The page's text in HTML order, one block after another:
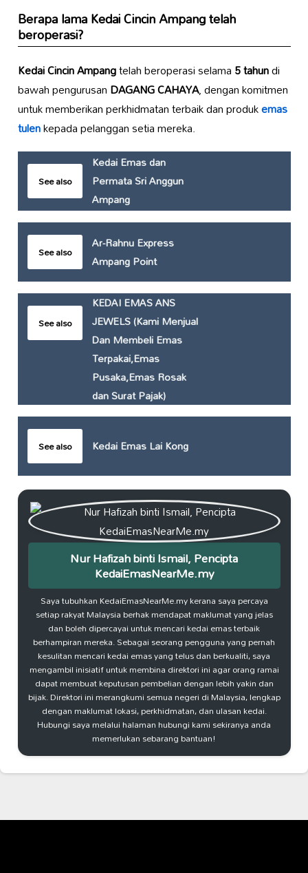
Berapa lamaKedai Cincin Ampangtelah
beroperasi?
Kedai Cincin Ampangtelah beroperasi selama5 tahundi
bawah pengurusanDAGANG CAHAYA, dengan komitmen
untuk memberikan perkhidmatan terbaik dan produkemas
tulenkepada pelanggan setia mereka.
See also
Kedai Emas dan
Permata Sri Anggun
Ampang
See also
Ar-Rahnu Express
Ampang Point
See also
KEDAI EMAS ANS
JEWELS (Kami Menjual
Dan Membeli Emas
Terpakai,Emas
Pusaka,Emas Rosak
dan Surat Pajak)
See also Kedai Emas Lai Kong
Nur Hafizah binti Ismail, Pencipta
KedaiEmasNearMe.my
Saya tubuhkan KedaiEmasNearMe.my kerana saya percaya
setiap rakyat Malaysia berhak mendapat maklumat yang jelas
dan boleh dipercayai untuk mencari kedai emas terbaik
berhampiran mereka. Sebagai seorang pengguna yang pernah
kesulitan mencari kedai emas yang telus dan berkualiti, saya
mengambil inisiatif untuk membina direktori ini agar orang ramai
dapat membuat keputusan pembelian dengan lebih yakin dan
bijak. Direktori ini merangkumi semua negeri di Malaysia, lengkap
dengan maklumat lokasi, perkhidmatan, dan ulasan kedai.
Hubungi saya melalui halaman hubungi kami sekiranya anda
memerlukan sebarang bantuan!